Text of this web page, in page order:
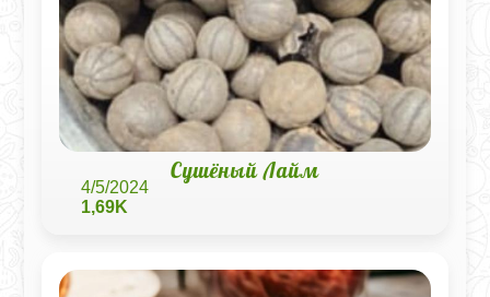
Сушёный Лайм
4/5/2024
1,69K